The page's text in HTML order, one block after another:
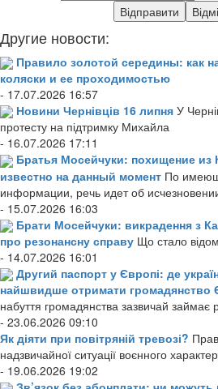
Другие новости:
Правило золотой середины: как
коляски и ее проходимостью
- 17.07.2026 16:57
Новини Чернівців 16 липня У
протесту на підтримку Михайла
- 16.07.2026 17:11
Братья Мосейчуки: похищение из
известно на данный момент По
информации, речь идет об
- 15.07.2026 16:03
Брати Мосейчуки: викрадення з
про резонансну справу Що стало
- 14.07.2026 16:01
Другий паспорт у Європі: де
найшвидше отримати громадянство
набуття громадянства зазвичай займає
- 23.06.2026 09:10
Як діяти при повітряній тревозі?
надзвичайної ситуації воєнного
- 19.06.2026 19:02